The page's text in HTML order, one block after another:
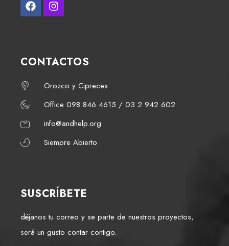
CONTACTOS
Orozco y Cipreces
Office 098 846 4615 / 03 2 942 602
info@andhelp.org
Siempre Abierto
SUSCRÍBETE
déjanos tu correo y se parte de nuestros proyectos,
será un gusto contar contigo.